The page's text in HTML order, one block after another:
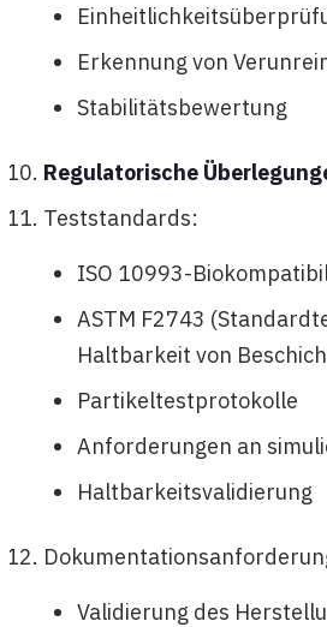
Erkennung von
Stabilitätsbewertung
Regulatorische
Teststandards:
ISO 10993-
ASTM F2743
Haltbarkeit von
Partikeltestprotokolle
Anforderungen an
Haltbarkeitsvalidierung
Validierung des